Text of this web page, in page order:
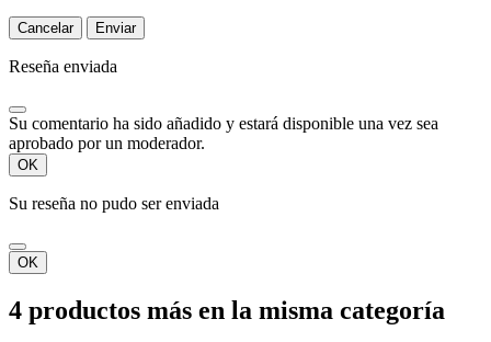
Cancelar Enviar
Reseña enviada
Su comentario ha sido añadido y estará disponible una vez sea
aprobado por un moderador.
OK
Su reseña no pudo ser enviada
OK
4 productos más en la misma categoría